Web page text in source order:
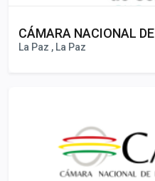
CÁMARA NACIONAL
La Paz , La Paz